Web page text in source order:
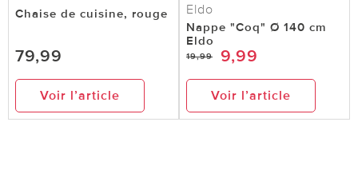
Chaise de cuisine, rouge
79,99
Voir l’article
Eldo
Nappe "Coq" Ø 140 cm
Eldo
19,99 9,99
Voir l’article